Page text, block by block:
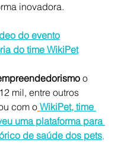
inovadora.
do evento
do time WikiPet
o
mil, entre outros
com oWikiPet, time
uma plataforma para
de saúde dos pets,